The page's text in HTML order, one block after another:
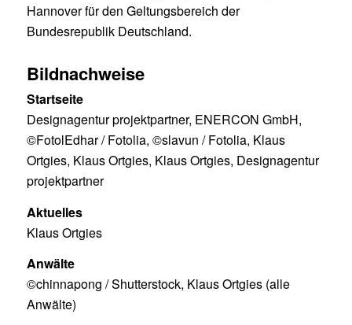
Hannover für den Geltungsbereich der
Bundesrepublik Deutschland.
Bildnachweise
Startseite
Designagentur projektpartner, ENERCON GmbH,
©FotolEdhar / Fotolia, ©slavun / Fotolia, Klaus
Ortgies, Klaus Ortgies, Klaus Ortgies, Designagentur
projektpartner
Aktuelles
Klaus Ortgies
Anwälte
©chinnapong / Shutterstock, Klaus Ortgies (alle
Anwälte)